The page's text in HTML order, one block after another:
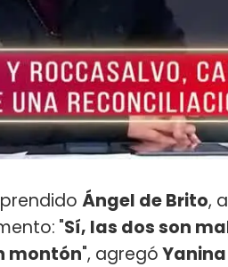
Ángel de Brito,
"Sí, las dos son
montón", agregó